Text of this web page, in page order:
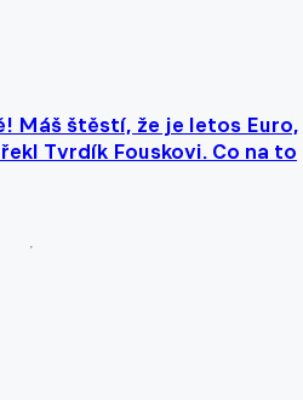
Máš štěstí, že je letos Euro,
Tvrdík Fouskovi. Co na to